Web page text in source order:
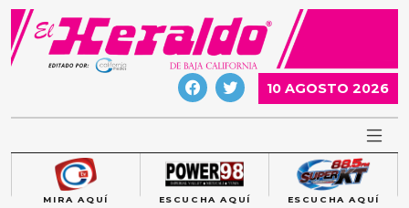
Skip
content
10 AGOSTO 2026
MIRA AQUÍ ESCUCHA AQUÍ ESCUCHA AQUÍ